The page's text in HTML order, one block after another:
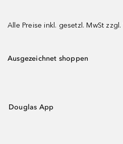
Alle Preise inkl. gesetzl. MwSt zzgl.
Ausgezeichnet shoppen
Douglas App